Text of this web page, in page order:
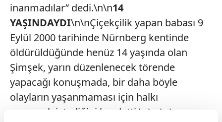
inanmadılar” dedi.\n\n14
YAŞINDAYDI\n\nÇiçekçilik yapan babası 9
Eylül 2000 tarihinde Nürnberg kentinde
öldürüldüğünde henüz 14 yaşında olan
Şimşek, yarın düzenlenecek törende
yapacağı konuşmada, bir daha böyle
olayların yaşanmaması için halkı
uyarmak istediğini kaydetti.\n\n \n\n